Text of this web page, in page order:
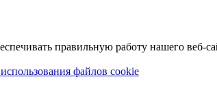
правильную работу нашего веб-
файлов cookie